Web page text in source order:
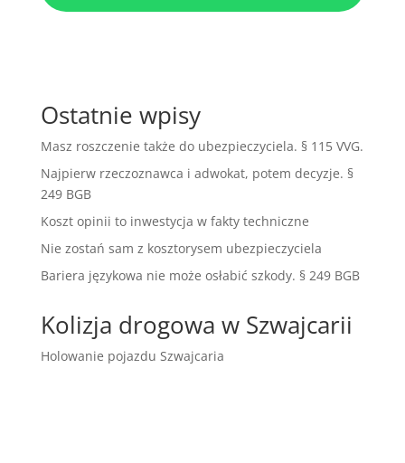
Ostatnie wpisy
Masz roszczenie także do ubezpieczyciela. § 115 VVG.
Najpierw rzeczoznawca i adwokat, potem decyzje. §
249 BGB
Koszt opinii to inwestycja w fakty techniczne
Nie zostań sam z kosztorysem ubezpieczyciela
Bariera językowa nie może osłabić szkody. § 249 BGB
Kolizja drogowa w Szwajcarii
Holowanie pojazdu Szwajcaria